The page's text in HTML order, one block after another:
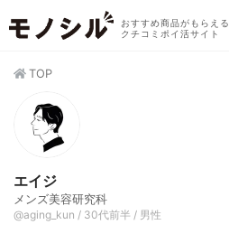
おすすめ商品がもらえる
クチコミポイ活サイト
TOP
エイジ
メンズ美容研究科
@aging_kun / 30代前半 / 男性